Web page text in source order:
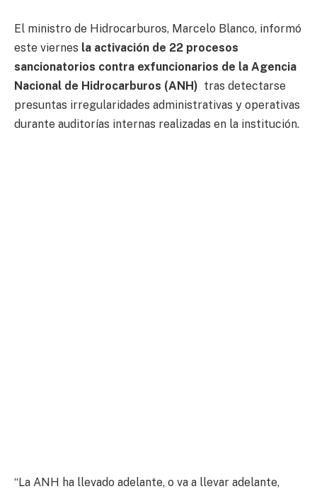
El ministro de Hidrocarburos, Marcelo Blanco, informó
este viernes la activación de 22 procesos
sancionatorios contra exfuncionarios de la Agencia
Nacional de Hidrocarburos (ANH) tras detectarse
presuntas irregularidades administrativas y operativas
durante auditorías internas realizadas en la institución.
“La ANH ha llevado adelante, o va a llevar adelante,